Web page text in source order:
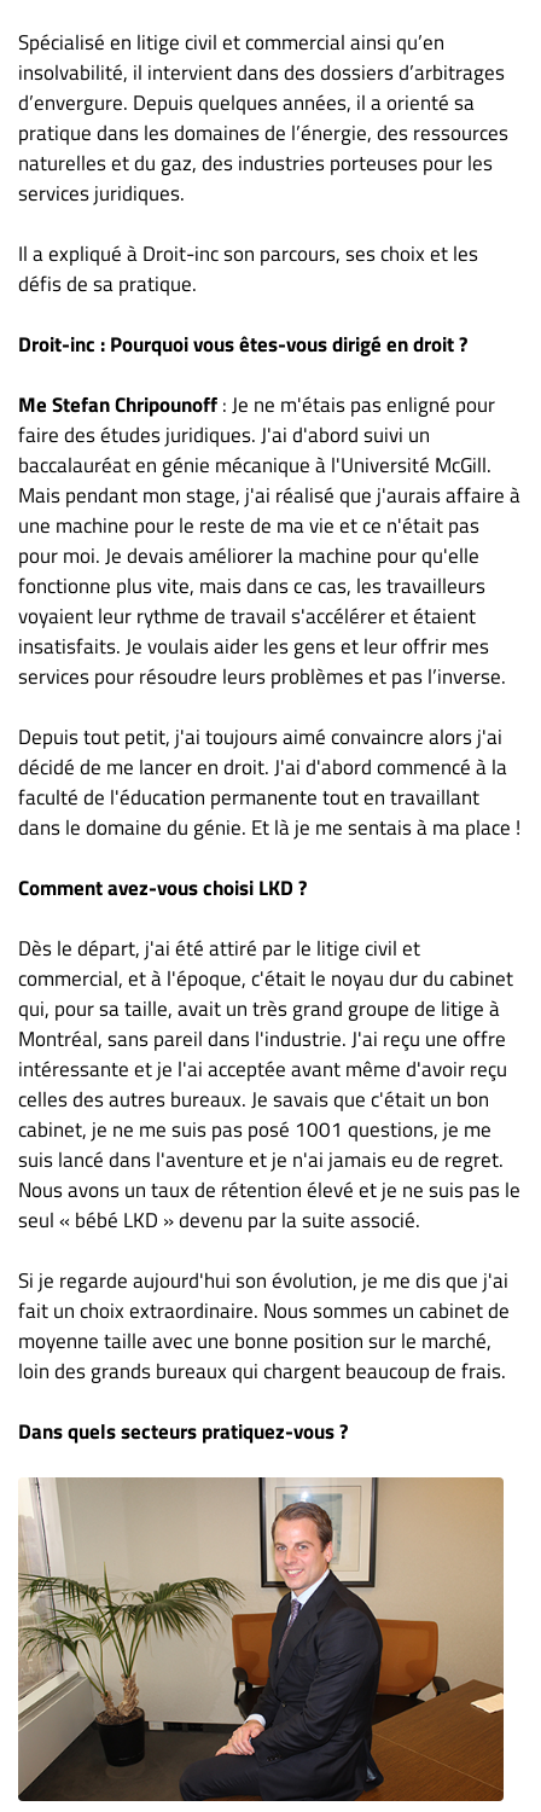
recrutements
TROUVEZ-
NOUS
Nous
À
propos
S’abonner
FAQ
Politique de
confidentialité
Spécialisé en litige civil et commercial ainsi qu’en
insolvabilité, il intervient dans des dossiers d’arbitrages
d’envergure. Depuis quelques années, il a orienté sa
pratique dans les domaines de l’énergie, des ressources
naturelles et du gaz, des industries porteuses pour les
services juridiques.
Il a expliqué à Droit-inc son parcours, ses choix et les
défis de sa pratique.
Droit-inc : Pourquoi vous êtes-vous dirigé en droit ?
Me Stefan Chripounoff: Je ne m'étais pas enligné pour
faire des études juridiques. J'ai d'abord suivi un
baccalauréat en génie mécanique à l'Université McGill.
Mais pendant mon stage, j'ai réalisé que j'aurais affaire à
une machine pour le reste de ma vie et ce n'était pas
pour moi. Je devais améliorer la machine pour qu'elle
fonctionne plus vite, mais dans ce cas, les travailleurs
voyaient leur rythme de travail s'accélérer et étaient
insatisfaits. Je voulais aider les gens et leur offrir mes
services pour résoudre leurs problèmes et pas l’inverse.
Depuis tout petit, j'ai toujours aimé convaincre alors j'ai
décidé de me lancer en droit. J'ai d'abord commencé à la
faculté de l'éducation permanente tout en travaillant
dans le domaine du génie. Et là je me sentais à ma place !
Comment avez-vous choisi LKD ?
Dès le départ, j'ai été attiré par le litige civil et
commercial, et à l'époque, c'était le noyau dur du cabinet
qui, pour sa taille, avait un très grand groupe de litige à
Montréal, sans pareil dans l'industrie. J'ai reçu une offre
intéressante et je l'ai acceptée avant même d'avoir reçu
celles des autres bureaux. Je savais que c'était un bon
cabinet, je ne me suis pas posé 1001 questions, je me
suis lancé dans l'aventure et je n'ai jamais eu de regret.
Nous avons un taux de rétention élevé et je ne suis pas le
seul « bébé LKD » devenu par la suite associé.
Si je regarde aujourd'hui son évolution, je me dis que j'ai
fait un choix extraordinaire. Nous sommes un cabinet de
moyenne taille avec une bonne position sur le marché,
loin des grands bureaux qui chargent beaucoup de frais.
Dans quels secteurs pratiquez-vous ?